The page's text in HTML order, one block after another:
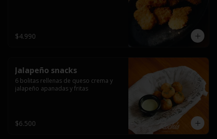
$4.990
Jalapeño snacks
6 bolitas rellenas de queso crema y
jalapeño apanadas y fritas
$6.500